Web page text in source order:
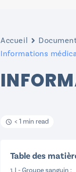
Accueil
Informations
< 1 min read
Table des